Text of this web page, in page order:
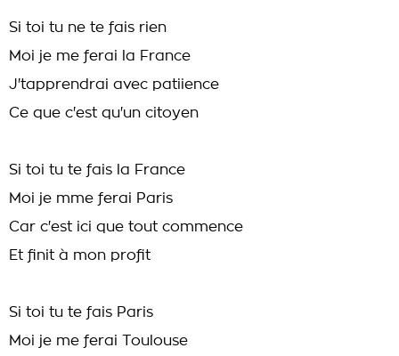
Si toi tu ne te fais rien
Moi je me ferai la France
J'tapprendrai avec patiience
Ce que c'est qu'un citoyen
Si toi tu te fais la France
Moi je mme ferai Paris
Car c'est ici que tout commence
Et finit à mon profit
Si toi tu te fais Paris
Moi je me ferai Toulouse